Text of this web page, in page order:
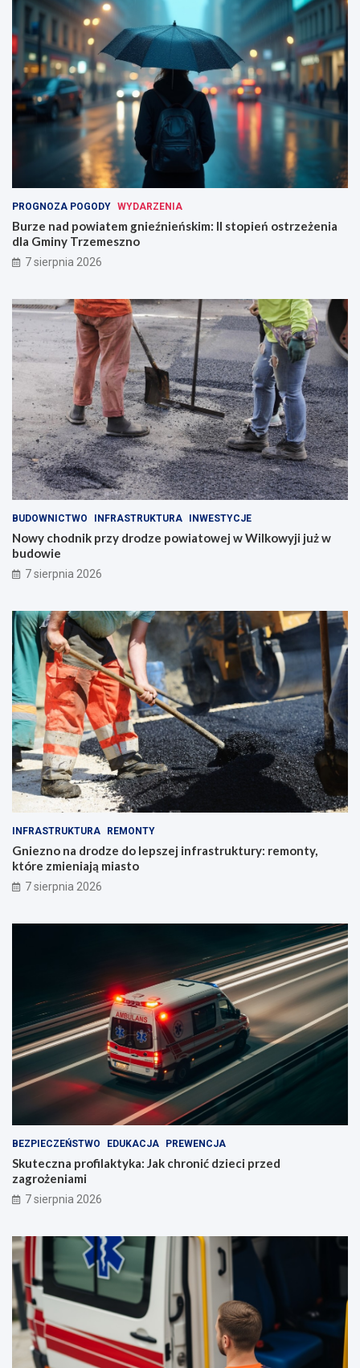
PROGNOZA POGODY WYDARZENIA
Burze nad powiatem gnieźnieńskim: II stopień ostrzeżenia
dla Gminy Trzemeszno
7 sierpnia 2026
BUDOWNICTWO INFRASTRUKTURA INWESTYCJE
Nowy chodnik przy drodze powiatowej w Wilkowyji już w
budowie
7 sierpnia 2026
INFRASTRUKTURA REMONTY
Gniezno na drodze do lepszej infrastruktury: remonty,
które zmieniają miasto
7 sierpnia 2026
BEZPIECZEŃSTWO EDUKACJA PREWENCJA
Skuteczna profilaktyka: Jak chronić dzieci przed
zagrożeniami
7 sierpnia 2026